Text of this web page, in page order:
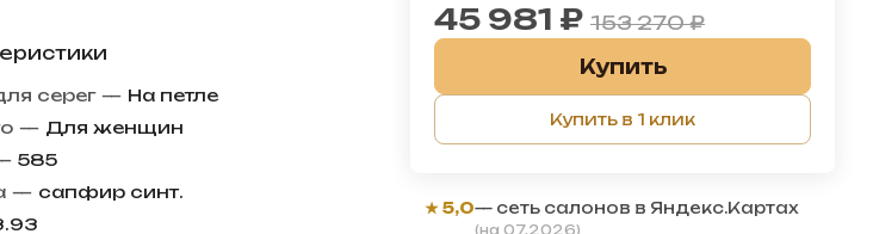
серег — На петле
— Для женщин
585
— сапфир синт.
45 981 ₽ 153 270 ₽
Купить
Купить в 1 клик
★ 5,0— сеть салонов в Яндекс.Картах
(на 07.2026)